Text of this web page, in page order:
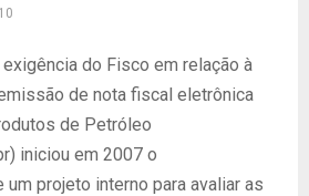
do Fisco em relação à
de nota fiscal eletrônica
de Petróleo
iniciou em 2007 o
projeto interno para avaliar as